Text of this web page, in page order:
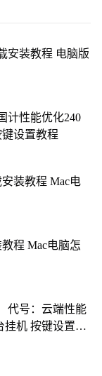
安装教程 电脑版
计性能优化240
设置教程
装教程 Mac电
程 Mac电脑怎
代号：云端性能
挂机 按键设置教